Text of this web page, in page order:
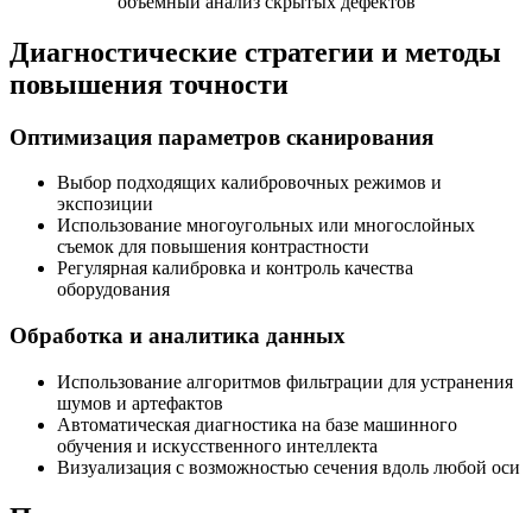
Диагностические стратегии и методы
повышения точности
Оптимизация параметров сканирования
Выбор подходящих калибровочных режимов и
экспозиции
Использование многоугольных или многослойных
съемок для повышения контрастности
Регулярная калибровка и контроль качества
оборудования
Обработка и аналитика данных
Использование алгоритмов фильтрации для устранения
шумов и артефактов
Автоматическая диагностика на базе машинного
обучения и искусственного интеллекта
Визуализация с возможностью сечения вдоль любой оси